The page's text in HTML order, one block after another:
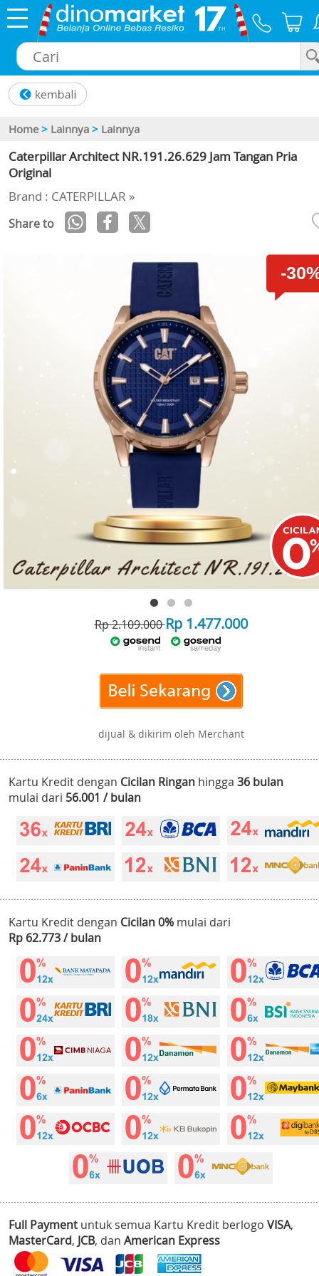
Home > Lainnya > Lainnya
Caterpillar Architect NR.191.26.629 Jam Tangan Pria
Original
Brand : CATERPILLAR »
Share to
-
Rp 2.109.000Rp 1.477.000
dijual & dikirim oleh Merchant
Kartu Kredit dengan Cicilan Ringan hingga 36 bulan
mulai dari 56.001 / bulan
Kartu Kredit dengan Cicilan 0% mulai dari
Rp 62.773 / bulan
Full Payment untuk semua Kartu Kredit berlogo VISA,
MasterCard, JCB, dan American Express